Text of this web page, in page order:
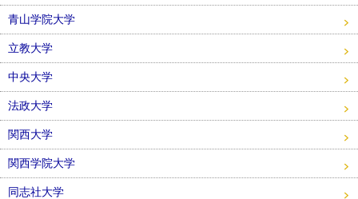
青山学院大学
立教大学
中央大学
法政大学
関西大学
関西学院大学
同志社大学